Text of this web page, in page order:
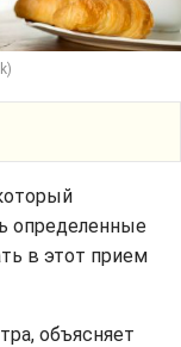
определенные
в этот прием
объясняет